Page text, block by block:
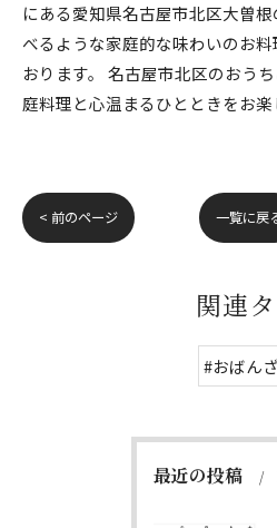
にある愛知県名古屋市北区大曽
べるような家庭的な味わいのお
おります。 名古屋市北区のおう
庭料理と心温まるひとときをお楽
< 前のページ 一覧に戻
関連
#おばん
最近の投稿